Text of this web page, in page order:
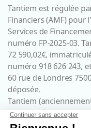
Tantiem est régulée
Financiers (AMF) pour
Services de
numéro FP-2025-03.
72 590,02€,
numéro 918 626 243,
60 rue de Londres
déposée.
Tantiem
enregistrée sous
l’Autorité de Contrôle